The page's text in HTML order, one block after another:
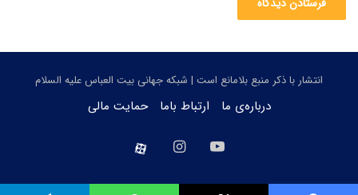
انتشار با ذکر منبع بلامانع است | شبکه جهانی بیت العباس علیه السلام
درباره‌ی ما ارتباط باما حمایت مالی
یوتیوب اینستاگرام